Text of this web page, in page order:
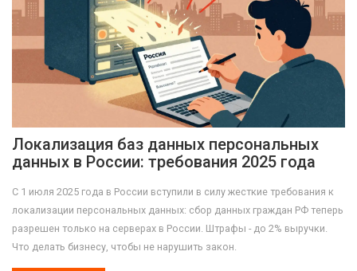
Локализация баз данных персональных
данных в России: требования 2025 года
С 1 июля 2025 года в России вступили в силу жесткие требования к
локализации персональных данных: сбор данных граждан РФ теперь
разрешен только на серверах в России. Штрафы - до 2% выручки.
Что делать бизнесу, чтобы не нарушить закон.